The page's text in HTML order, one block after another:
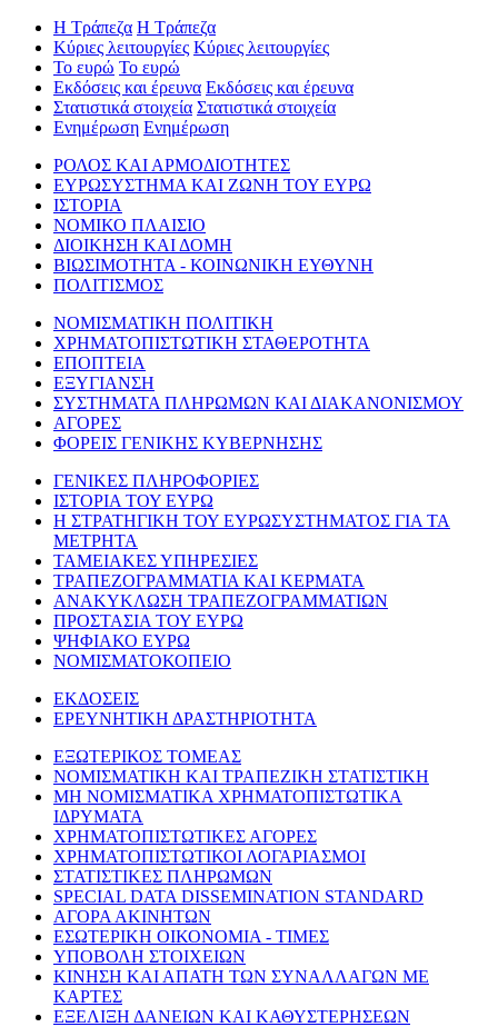
Η Τράπεζα Η Τράπεζα
Κύριες λειτουργίες Κύριες λειτουργίες
Το ευρώ Το ευρώ
Εκδόσεις και έρευνα Εκδόσεις και έρευνα
Στατιστικά στοιχεία Στατιστικά στοιχεία
Ενημέρωση Ενημέρωση
ΡΟΛΟΣ ΚΑΙ ΑΡΜΟΔΙΟΤΗΤΕΣ
ΕΥΡΩΣΥΣΤΗΜΑ ΚΑΙ ΖΩΝΗ ΤΟΥ ΕΥΡΩ
ΙΣΤΟΡΙΑ
ΝΟΜΙΚΟ ΠΛΑΙΣΙΟ
ΔΙΟΙΚΗΣΗ ΚΑΙ ΔΟΜΗ
ΒΙΩΣΙΜΟΤΗΤΑ - ΚΟΙΝΩΝΙΚΗ ΕΥΘΥΝΗ
ΠΟΛΙΤΙΣΜΟΣ
ΝΟΜΙΣΜΑΤΙΚΗ ΠΟΛΙΤΙΚΗ
ΧΡΗΜΑΤΟΠΙΣΤΩΤΙΚΗ ΣΤΑΘΕΡΟΤΗΤΑ
ΕΠΟΠΤΕΙΑ
ΕΞΥΓΙΑΝΣΗ
ΣΥΣΤΗΜΑΤΑ ΠΛΗΡΩΜΩΝ ΚΑΙ ΔΙΑΚΑΝΟΝΙΣΜΟΥ
ΑΓΟΡΕΣ
ΦΟΡΕΙΣ ΓΕΝΙΚΗΣ ΚΥΒΕΡΝΗΣΗΣ
ΓΕΝΙΚΕΣ ΠΛΗΡΟΦΟΡΙΕΣ
ΙΣΤΟΡΙΑ ΤΟΥ ΕΥΡΩ
Η ΣΤΡΑΤΗΓΙΚΗ ΤΟΥ ΕΥΡΩΣΥΣΤΗΜΑΤΟΣ ΓΙΑ ΤΑ
ΜΕΤΡΗΤΑ
ΤΑΜΕΙΑΚΕΣ ΥΠΗΡΕΣΙΕΣ
ΤΡΑΠΕΖΟΓΡΑΜΜΑΤΙΑ ΚΑΙ ΚΕΡΜΑΤΑ
ΑΝΑΚΥΚΛΩΣΗ ΤΡΑΠΕΖΟΓΡΑΜΜΑΤΙΩΝ
ΠΡΟΣΤΑΣΙΑ ΤΟΥ ΕΥΡΩ
ΨΗΦΙΑΚΟ ΕΥΡΩ
ΝΟΜΙΣΜΑΤΟΚΟΠΕΙΟ
ΕΚΔΟΣΕΙΣ
ΕΡΕΥΝΗΤΙΚΗ ΔΡΑΣΤΗΡΙΟΤΗΤΑ
ΕΞΩΤΕΡΙΚΟΣ ΤΟΜΕΑΣ
ΝΟΜΙΣΜΑΤΙΚΗ ΚΑΙ ΤΡΑΠΕΖΙΚΗ ΣΤΑΤΙΣΤΙΚΗ
ΜΗ ΝΟΜΙΣΜΑΤΙΚΑ ΧΡΗΜΑΤΟΠΙΣΤΩΤΙΚΑ
ΙΔΡΥΜΑΤΑ
ΧΡΗΜΑΤΟΠΙΣΤΩΤΙΚΕΣ ΑΓΟΡΕΣ
ΧΡΗΜΑΤΟΠΙΣΤΩΤΙΚΟΙ ΛΟΓΑΡΙΑΣΜΟΙ
ΣΤΑΤΙΣΤΙΚΕΣ ΠΛΗΡΩΜΩΝ
SPECIAL DATA DISSEMINATION STANDARD
ΑΓΟΡΑ ΑΚΙΝΗΤΩΝ
ΕΣΩΤΕΡΙΚΗ ΟΙΚΟΝΟΜΙΑ - ΤΙΜΕΣ
ΥΠΟΒΟΛΗ ΣΤΟΙΧΕΙΩΝ
ΚΙΝΗΣΗ ΚΑΙ ΑΠΑΤΗ ΤΩΝ ΣΥΝΑΛΛΑΓΩΝ ΜΕ
ΚΑΡΤΕΣ
ΕΞΕΛΙΞΗ ΔΑΝΕΙΩΝ ΚΑΙ ΚΑΘΥΣΤΕΡΗΣΕΩΝ